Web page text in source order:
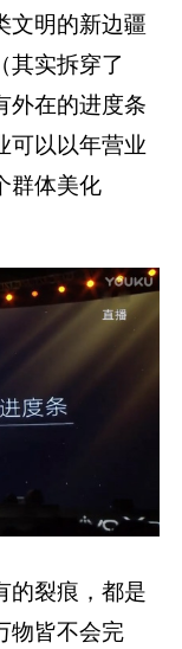
文明的新边疆
其实拆穿了
外在的进度条
可以以年营业
群体美化
的裂痕，都是
物皆不会完